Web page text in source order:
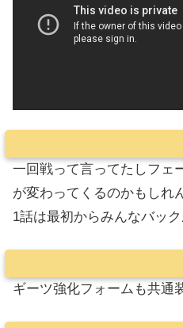
一回戦って言ってたしフェ
が変わってくるのかもしれ
1話は最初からみんなバッ
ギーツ強化フォームも共通